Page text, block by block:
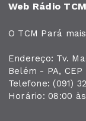
Web Rádio
O TCM Pará
Endereço: Tv.
Belém - PA, CEP
Telefone: (091)
Horário: 08:00